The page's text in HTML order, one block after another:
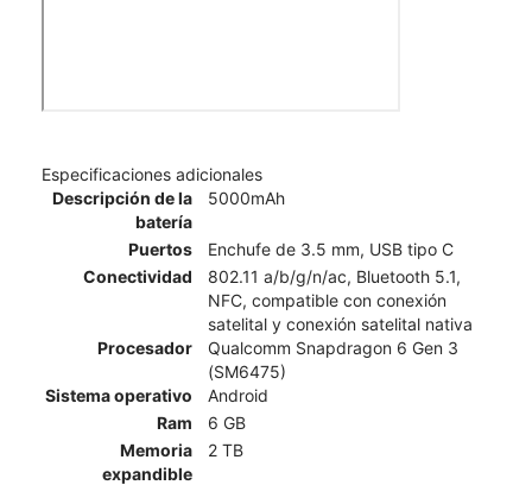
Especificaciones adicionales
Descripción de la
batería
5000mAh
Puertos
Enchufe de 3.5 mm, USB tipo C
Conectividad
802.11 a/b/g/n/ac, Bluetooth 5.1,
NFC, compatible con conexión
satelital y conexión satelital nativa
Procesador
Qualcomm Snapdragon 6 Gen 3
(SM6475)
Sistema operativo
Android
Ram
6 GB
Memoria
expandible
2 TB